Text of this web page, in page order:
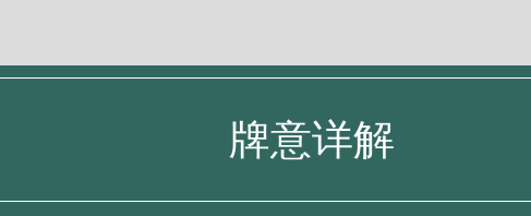
牌意详解